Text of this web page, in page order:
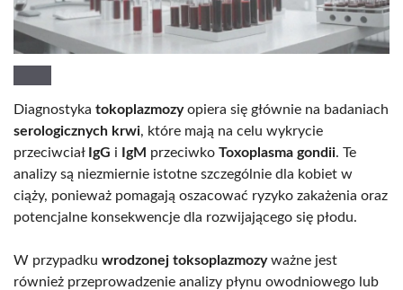
Diagnostyka tokoplazmozyopiera się głównie na badaniach
serologicznych krwi, które mają na celu wykrycie
przeciwciał IgG i IgM przeciwko Toxoplasma gondii. Te
analizy są niezmiernie istotne szczególnie dla kobiet w
ciąży, ponieważ pomagają oszacować ryzyko zakażenia oraz
potencjalne konsekwencje dla rozwijającego się płodu.
W przypadku wrodzonej toksoplazmozyważne jest
również przeprowadzenie analizy płynu owodniowego lub